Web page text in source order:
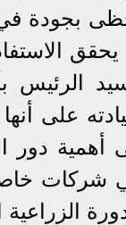
بجودة في
يحقق
على
أهمية
شركات خاصة
الزراعية